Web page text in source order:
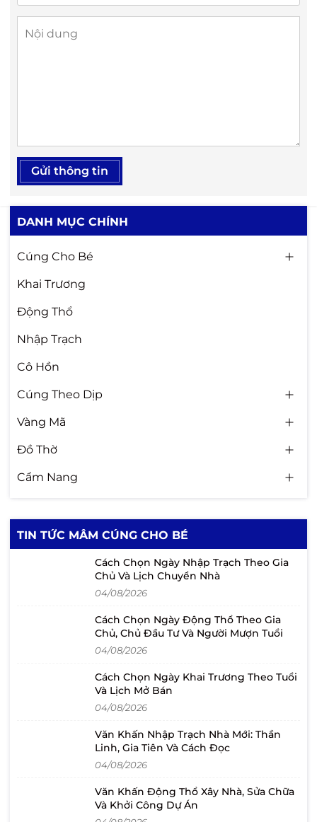
Gửi thông tin
DANH MỤC CHÍNH
Cúng Cho Bé
Khai Trương
Động Thổ
Nhập Trạch
Cô Hồn
Cúng Theo Dịp
Vàng Mã
Đồ Thờ
Cẩm Nang
TIN TỨC MÂM CÚNG CHO BÉ
Cách Chọn Ngày Nhập Trạch Theo Gia
Chủ Và Lịch Chuyển Nhà
04/08/2026
Cách Chọn Ngày Động Thổ Theo Gia
Chủ, Chủ Đầu Tư Và Người Mượn Tuổi
04/08/2026
Cách Chọn Ngày Khai Trương Theo Tuổi
Và Lịch Mở Bán
04/08/2026
Văn Khấn Nhập Trạch Nhà Mới: Thần
Linh, Gia Tiên Và Cách Đọc
04/08/2026
Văn Khấn Động Thổ Xây Nhà, Sửa Chữa
Và Khởi Công Dự Án